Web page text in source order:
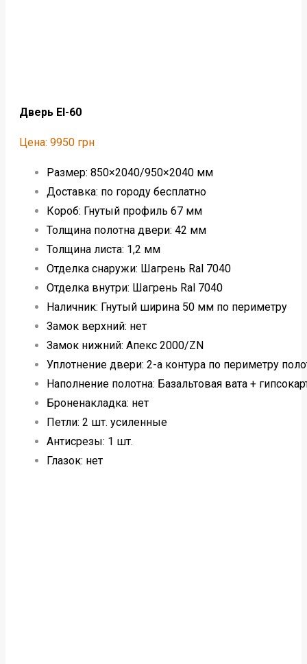
Дверь EI-60
Цена: 9950 грн
Размер: 850×2040/950×2040 мм
Доставка: по городу бесплатно
Короб: Гнутый профиль 67 мм
Толщина полотна двери: 42 мм
Толщина листа: 1,2 мм
Отделка снаружи: Шагрень Ral 7040
Отделка внутри: Шагрень Ral 7040
Наличник: Гнутый ширина 50 мм по периметру
Замок верхний: нет
Замок нижний: Апекс 2000/ZN
Уплотнение двери: 2-а контура по периметру
Наполнение полотна: Базальтовая вата +
Броненакладка: нет
Петли: 2 шт. усиленные
Антисрезы: 1 шт.
Глазок: нет